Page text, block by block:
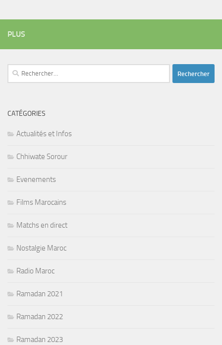
PLUS
Rechercher :
CATÉGORIES
Actualités et Infos
Chhiwate Sorour
Evenements
Films Marocains
Matchs en direct
Nostalgie Maroc
Radio Maroc
Ramadan 2021
Ramadan 2022
Ramadan 2023